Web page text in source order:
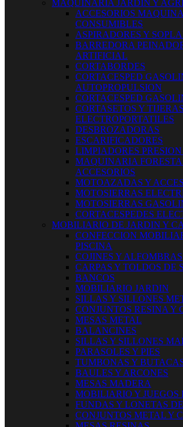
MAQUINARIA JARDIN Y
ACCESORIOS
CONSUMIBLES
ASPIRADORES Y
BARREDORA
ARTIFICIAL
CORTABORDES
CORTACESPED
AUTOPROPULSION
CORTACESPED
CORTASETOS Y TIJERAS
ELECTROPORTATILES
DESBROZADORAS
ESCARIFICADORES
LIMPIADORES
MAQUINARIA
ACCESORIOS
MOTOAZADAS Y
MOTOSIERRAS
MOTOSIERRAS
CORTACESPEDES
MOBILIARIO DE JARDIN Y
CONFECCION
PISCINA
COJINES Y ALFOMBRAS
CARPAS Y TOLDOS DE
BANCOS
MOBILIARIO JARDIN
SILLAS Y SILLONES
CONJUNTOS RESINA Y
MESAS METAL
BALANCINES
SILLAS Y SILLONES
PARASOLES Y PIES
TUMBONAS Y
BAULES Y ARCONES
MESAS MADERA
MOBILIARIO Y JUEGOS
FUNDAS Y LONETAS
CONJUNTOS METAL Y